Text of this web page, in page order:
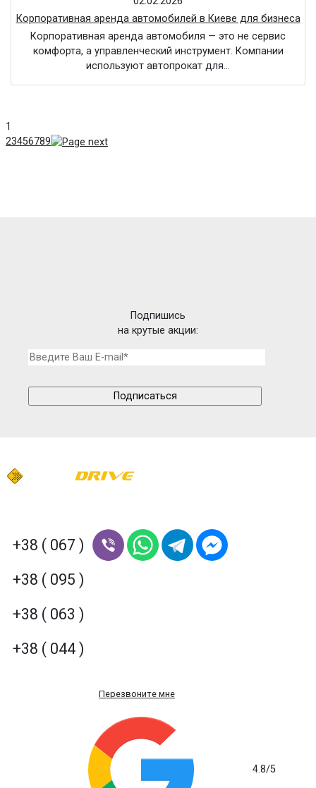
Корпоративная аренда автомобилей в Киеве для бизнеса
Корпоративная аренда автомобиля — это не сервис
комфорта, а управленческий инструмент. Компании
используют автопрокат для…
1
23456789
Подпишись
на крутые акции:
+38 ( 067 )
+38 ( 095 )
+38 ( 063 )
+38 ( 044 )
Перезвоните мне
4.8/5